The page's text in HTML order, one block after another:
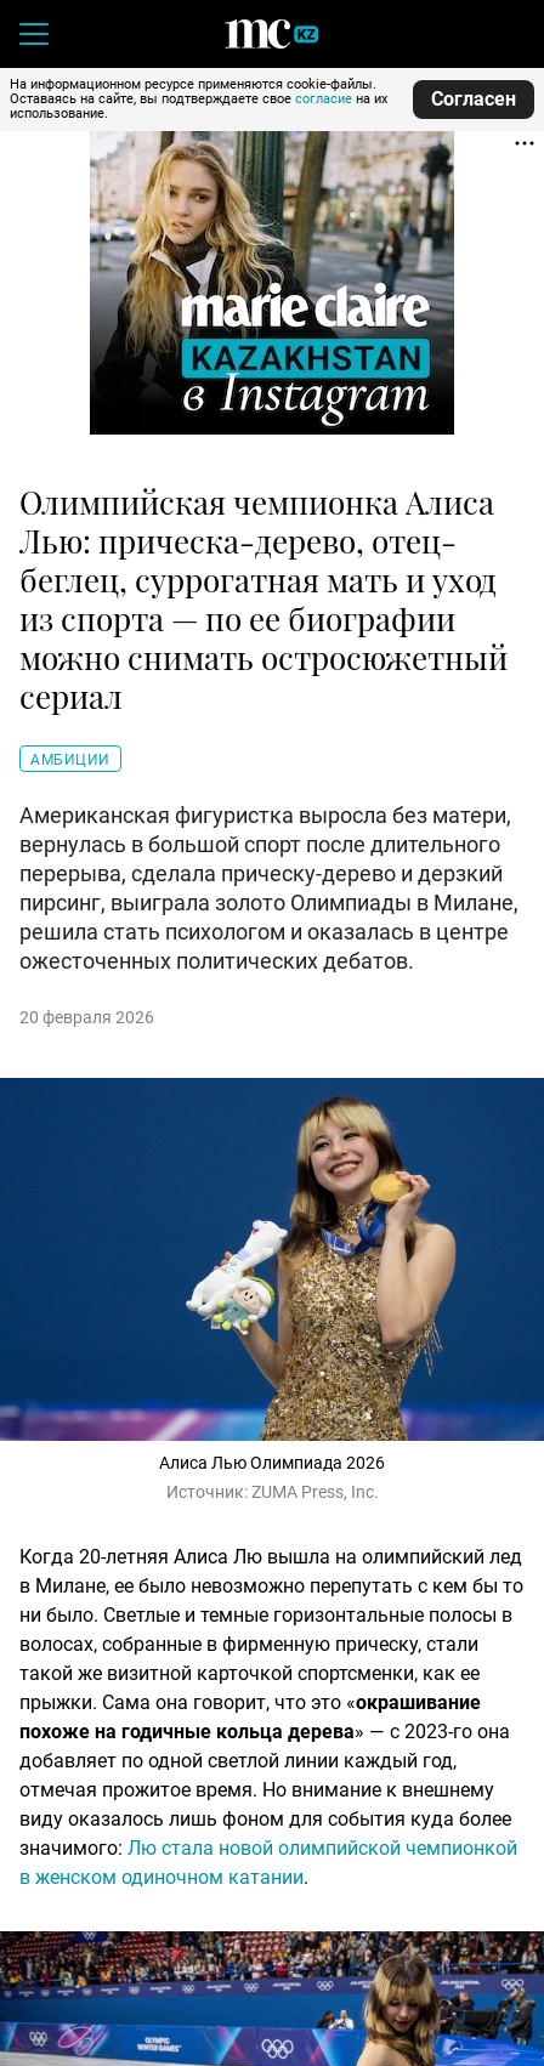
На информационном ресурсе применяются cookie-файлы.
Оставаясь на сайте, вы подтверждаете свое согласие на их
использование.
Согласен
Олимпийская чемпионка Алиса
Лью: прическа-дерево, отец-
беглец, суррогатная мать и уход
из спорта — по ее биографии
можно снимать остросюжетный
сериал
АМБИЦИИ
Американская фигуристка выросла без матери,
вернулась в большой спорт после длительного
перерыва, сделала прическу-дерево и дерзкий
пирсинг, выиграла золото Олимпиады в Милане,
решила стать психологом и оказалась в центре
ожесточенных политических дебатов.
20 февраля 2026
Алиса Лью Олимпиада 2026
Источник:ZUMA Press, Inc.
Когда 20-летняя Алиса Лю вышла на олимпийский лед
в Милане, ее было невозможно перепутать с кем бы то
ни было. Светлые и темные горизонтальные полосы в
волосах, собранные в фирменную прическу, стали
такой же визитной карточкой спортсменки, как ее
прыжки. Сама она говорит, что это «окрашивание
похоже на годичные кольца дерева» — с 2023-го она
добавляет по одной светлой линии каждый год,
отмечая прожитое время. Но внимание к внешнему
виду оказалось лишь фоном для события куда более
значимого: Лю стала новой олимпийской чемпионкой
в женском одиночном катании.